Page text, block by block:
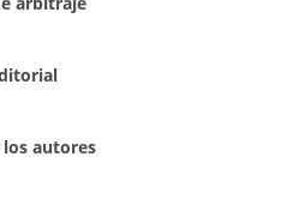
los autores